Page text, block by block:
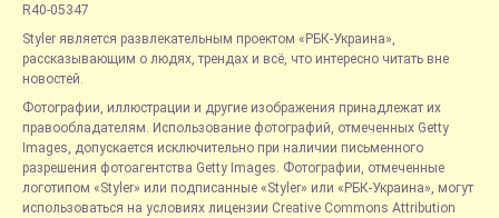
R40-05347
Styler является развлекательным проектом «РБК-Украина»,
рассказывающим о людях, трендах и всё, что интересно читать вне
новостей.
Фотографии, иллюстрации и другие изображения принадлежат их
правообладателям. Использование фотографий, отмеченных Getty
Images, допускается исключительно при наличии письменного
разрешения фотоагентства Getty Images. Фотографии, отмеченные
логотипом «Styler» или подписанные «Styler» или «РБК-Украина», могут
использоваться на условиях лицензии Creative Commons Attribution